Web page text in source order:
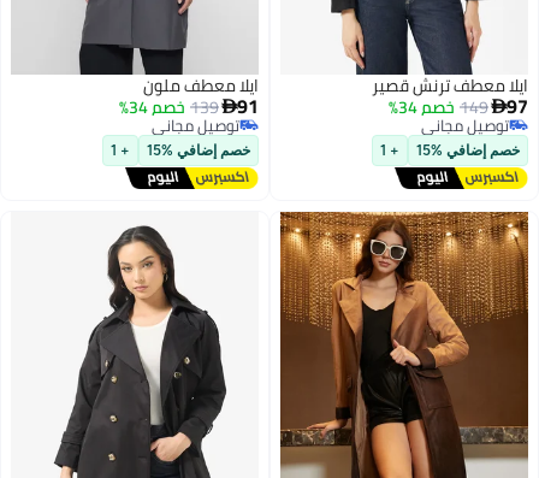
ايلا معطف ترنش قصير
97
149 خصم 34%
توصيل مجاني
توصيل مجاني
خصم إضافي %15 + 1
ايلا معطف ملون
91
139 خصم 34%
توصيل مجاني
توصيل مجاني
خصم إضافي %15 + 1